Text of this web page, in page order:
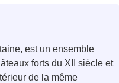
est un ensemble
forts du XII siècle et
de la même